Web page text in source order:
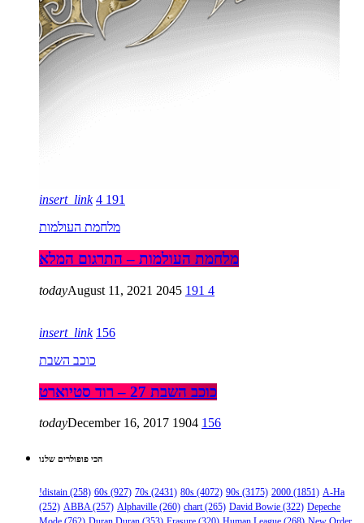
insert_link 4 191
מלחמת העולמות
מלחמת העולמות – התרגום המלא
todayAugust 11, 2021 2045 191 4
insert_link 156
כוכב השבת
כוכב השבת 27 – רוד סטיוארט
todayDecember 16, 2017 1904 156
הכי פופולרים שלנו
!distain (258) 60s (927) 70s (2431) 80s (4072) 90s (3175) 2000 (1851) A-Ha
(252) ABBA(257) Alphaville (260) chart(265) David Bowie (322) Depeche